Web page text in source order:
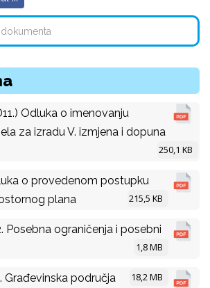
Odluka o imenovanju
za izradu V. izmjena i dopuna
250,1 KB
o provedenom postupku
plana
215,5 KB
Posebna ograničenja i posebni
1,8 MB
Građevinska područja 18,2 MB